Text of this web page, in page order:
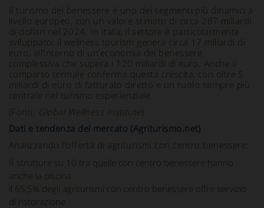
Il turismo del benessere è uno dei segmenti più dinamici a
livello europeo, con un valore stimato di circa 287 miliardi
di dollari nel 2024. In Italia, il settore è particolarmente
sviluppato: il wellness tourism genera circa 17 miliardi di
euro, all’interno di un’economia del benessere
complessiva che supera i 120 miliardi di euro. Anche il
comparto termale conferma questa crescita, con oltre 5
miliardi di euro di fatturato diretto e un ruolo sempre più
centrale nel turismo esperienziale.
(Fonti: Global Wellness Institute)
Dati e tendenza del mercato (Agriturismo.net)
Analizzando l’offerta di agriturismi con centro benessere:
9 strutture su 10 tra quelle con centro benessere hanno
anche la piscina
il 65,5% degli agriturismi con centro benessere offre servizio
di ristorazione